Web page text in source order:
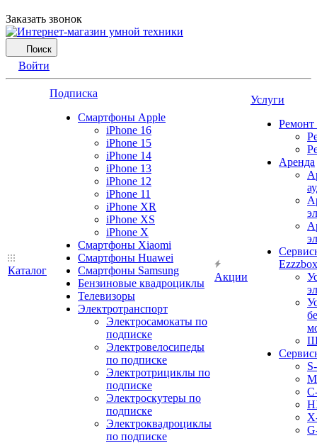
Заказать звонок
Поиск
Войти
Каталог
Подписка
Смартфоны Apple
iPhone 16
iPhone 15
iPhone 14
iPhone 13
iPhone 12
iPhone 11
iPhone XR
iPhone XS
iPhone X
Смартфоны Xiaomi
Смартфоны Huawei
Смартфоны Samsung
Бензиновые квадроциклы
Телевизоры
Электротранспорт
Электросамокаты по
подписке
Электровелосипеды
по подписке
Электротрициклы по
подписке
Электроскутеры по
подписке
Электроквадроциклы
по подписке
Акции
Услуги
Ремонт
Аренда
Ezzzbox